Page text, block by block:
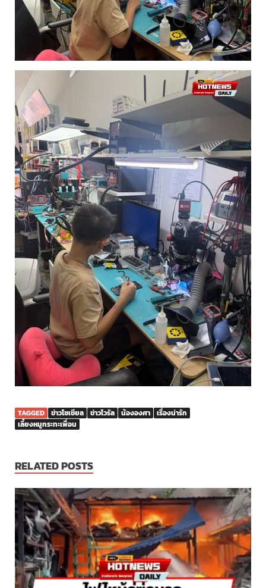
TAGGED ข่าวโซเชียล ข่าวไวรัล น้ององศา
เรื่องน่ารัก
เลี้ยงหมูกระทะเพื่อน
RELATED POSTS